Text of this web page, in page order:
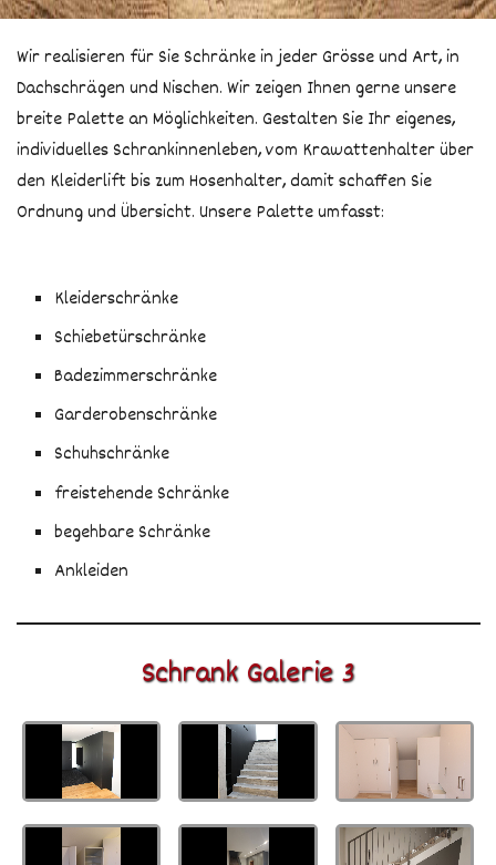
Team
Solaranlage
Tisch & Bank
Türen
Terrasse
Gartenhaus
Wir realisieren für Sie Schränke in jeder Grösse und Art, in
Dachschrägen und Nischen. Wir zeigen Ihnen gerne unsere
breite Palette an Möglichkeiten. Gestalten Sie Ihr eigenes,
individuelles Schrankinnenleben, vom Krawattenhalter über
den Kleiderlift bis zum Hosenhalter, damit schaffen Sie
Ordnung und Übersicht. Unsere Palette umfasst:
Kleiderschränke
Schiebetürschränke
Badezimmerschränke
Garderobenschränke
Schuhschränke
freistehende Schränke
begehbare Schränke
Ankleiden
Schrank Galerie 3